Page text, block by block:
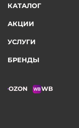
КАТАЛОГ
АКЦИИ
УСЛУГИ
БРЕНДЫ
OZON WB